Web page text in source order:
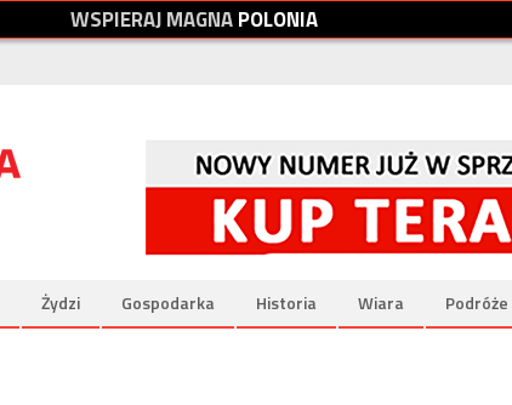
WSPIERAJMAGNAPOLONIA
Żydzi Gospodarka Historia Wiara Podróże